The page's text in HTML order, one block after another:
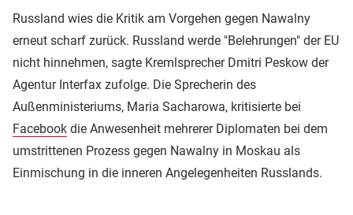
Russland wies die Kritik am Vorgehen gegen Nawalny
erneut scharf zurück. Russland werde "Belehrungen" der EU
nicht hinnehmen, sagte Kremlsprecher Dmitri Peskow der
Agentur Interfax zufolge. Die Sprecherin des
Außenministeriums, Maria Sacharowa, kritisierte bei
Facebook die Anwesenheit mehrerer Diplomaten bei dem
umstrittenen Prozess gegen Nawalny in Moskau als
Einmischung in die inneren Angelegenheiten Russlands.